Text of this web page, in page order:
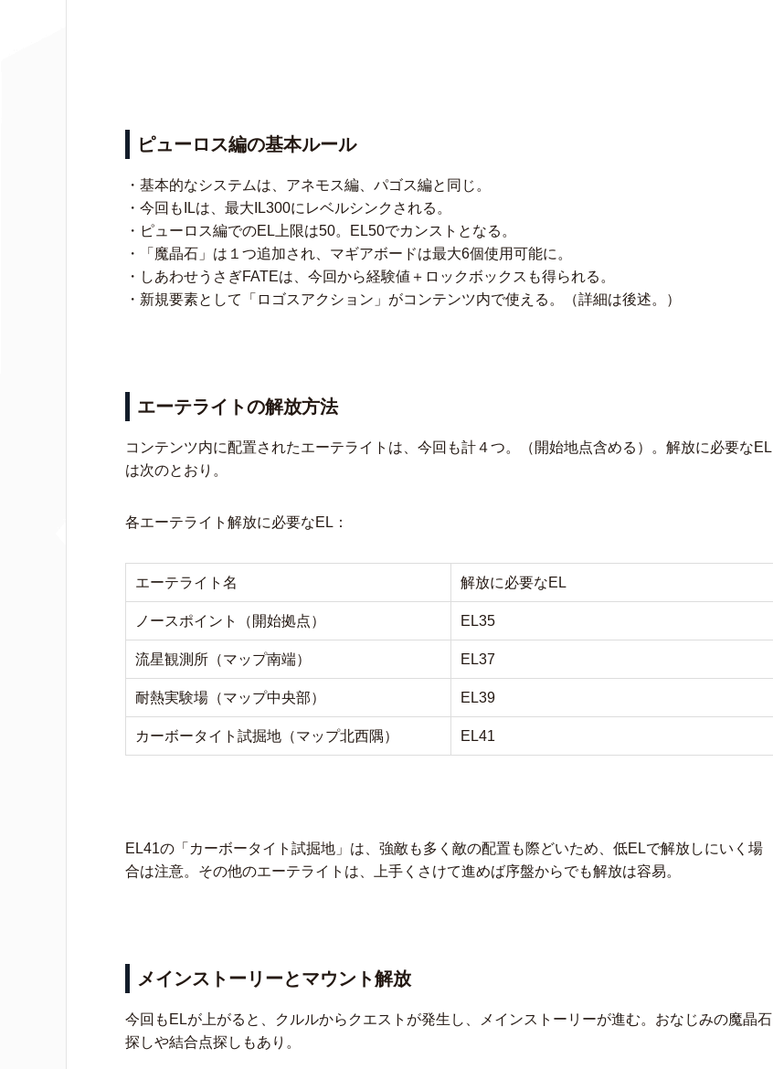
ピューロス編の基本ルール
・基本的なシステムは、アネモス編、パゴス編と同じ。
・今回もILは、最大IL300にレベルシンクされる。
・ピューロス編でのEL上限は50。EL50でカンストとなる。
・「魔晶石」は１つ追加され、マギアボードは最大6個使用可能に。
・しあわせうさぎFATEは、今回から経験値＋ロックボックスも得られる。
・新規要素として「ロゴスアクション」がコンテンツ内で使える。（詳細は後述。）
エーテライトの解放方法
コンテンツ内に配置されたエーテライトは、今回も計４つ。（開始地点含める）。解放に必要なEL
は次のとおり。
各エーテライト解放に必要なEL：
エーテライト名 解放に必要なEL
ノースポイント（開始拠点） EL35
流星観測所（マップ南端） EL37
耐熱実験場（マップ中央部） EL39
カーボータイト試掘地（マップ北西隅） EL41
EL41の「カーボータイト試掘地」は、強敵も多く敵の配置も際どいため、低ELで解放しにいく場
合は注意。その他のエーテライトは、上手くさけて進めば序盤からでも解放は容易。
メインストーリーとマウント解放
今回もELが上がると、クルルからクエストが発生し、メインストーリーが進む。おなじみの魔晶石
探しや結合点探しもあり。